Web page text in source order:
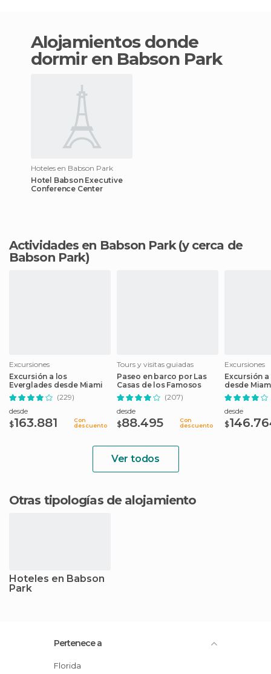
Alojamientos donde
dormir en Babson Park
Hoteles en Babson Park
Hotel Babson Executive
Conference Center
Actividades en Babson Park (y cerca de
Babson Park)
Excursiones
Excursión a los
Everglades desde Miami
(229)
desde
$163.881
Con
descuento
Tours y visitas guiadas
Paseo en barco por Las
Casas de los Famosos
(207)
desde
$88.495
Con
descuento
Excursiones
Excursión
desde
desde
$
Ver todos
Otras tipologías de alojamiento
Hoteles en Babson
Park
Pertenece a
Florida